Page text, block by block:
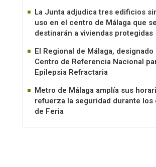
La Junta adjudica tres edificios
uso en el centro de Málaga que se
destinarán a viviendas protegidas
El Regional de Málaga, designado
Centro de Referencia Nacional
Epilepsia Refractaria
Metro de Málaga amplía sus
refuerza la seguridad durante los
de Feria